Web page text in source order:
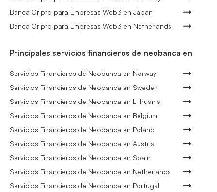
Banca Cripto para Empresas Web3 en Japan
Banca Cripto para Empresas Web3 en Netherlands
Principales servicios financieros de neobanca en
Servicios Financieros de Neobanca en Norway
Servicios Financieros de Neobanca en Sweden
Servicios Financieros de Neobanca en Lithuania
Servicios Financieros de Neobanca en Belgium
Servicios Financieros de Neobanca en Poland
Servicios Financieros de Neobanca en Austria
Servicios Financieros de Neobanca en Spain
Servicios Financieros de Neobanca en Netherlands
Servicios Financieros de Neobanca en Portugal